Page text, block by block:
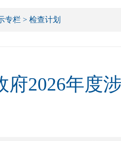
专栏 > 检查计划
府2026年度